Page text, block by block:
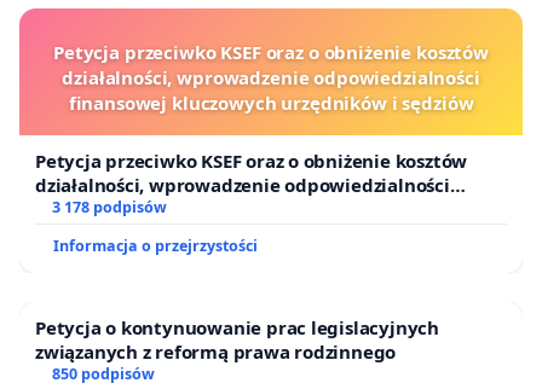
Petycja przeciwko KSEF oraz o obniżenie kosztów
działalności, wprowadzenie odpowiedzialności
finansowej kluczowych urzędników i sędziów
Petycja przeciwko KSEF oraz o obniżenie kosztów
działalności, wprowadzenie odpowiedzialności
finansowej kluczowych urzędników i sędziów
3 178 podpisów
Informacja o przejrzystości
Petycja o kontynuowanie prac legislacyjnych
związanych z reformą prawa rodzinnego
850 podpisów